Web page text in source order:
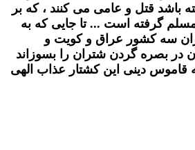
باشد قتل و عامی مى كنند ، كه بر
گرفته است ... تا جایی که به
سه کشور عراق و کویت و
در بصره گردن شتران را بسوزاند
به قاموس دینی این کشتار عذاب الهی